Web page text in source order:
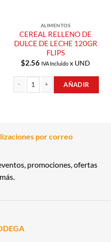
ALIMENTOS
CEREAL RELLENO DE
DULCE DE LECHE 120GR
FLIPS
$2.56 IVA Incluido x UND
AÑADIR
por correo
promociones, ofertas